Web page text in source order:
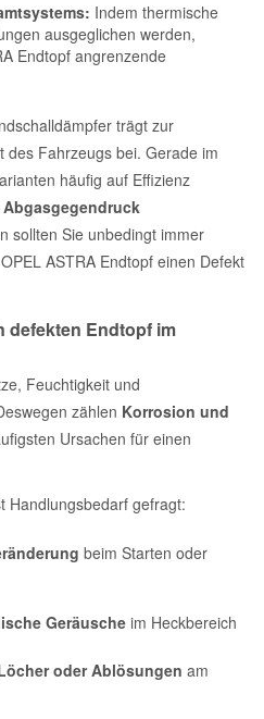
Indem thermische
ausgeglichen werden,
Endtopf angrenzende
trägt zur
des Fahrzeugs bei. Gerade im
häufig auf Effizienz
sollten Sie unbedingt immer
ASTRA Endtopf einen Defekt
defekten Endtopf im
Feuchtigkeit und
zählen Korrosion und
Ursachen für einen
Handlungsbedarf gefragt:
beim Starten oder
Geräusche im Heckbereich
oder Ablösungen am